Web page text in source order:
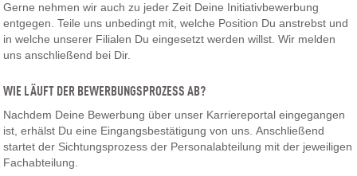
Gerne nehmen wir auch zu jeder Zeit Deine Initiativbewerbung
entgegen. Teile uns unbedingt mit, welche Position Du anstrebst und
in welche unserer Filialen Du eingesetzt werden willst. Wir melden
uns anschließend bei Dir.
WIE LÄUFT DER BEWERBUNGSPROZESS AB?
Nachdem Deine Bewerbung über unser Karriereportal eingegangen
ist, erhälst Du eine Eingangsbestätigung von uns. Anschließend
startet der Sichtungsprozess der Personalabteilung mit der jeweiligen
Fachabteilung.